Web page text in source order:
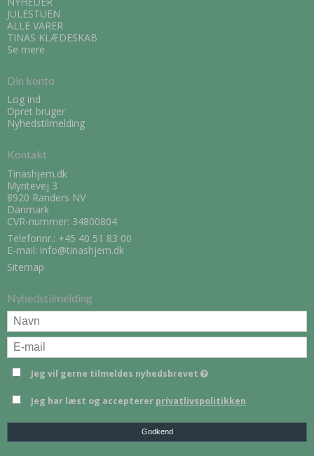
JULESTUEN
ALLE VARER
TINAS KLÆDESKAB
Se mere
Din konto
Log ind
Opret bruger
Nyhedstilmelding
Kontakt
Tinashjem.dk
Myntevej 3
8920 Randers NV
Danmark
CVR-nummer: 34800804
Telefonnr.: +45 40 51 83 00
E-mail: info@tinashjem.dk
Sitemap
Nyhedstilmelding
Jeg vil gerne tilmeldes nyhedsbrevet
Jeg har læst og accepterer privatlivspolitikken
Godkend